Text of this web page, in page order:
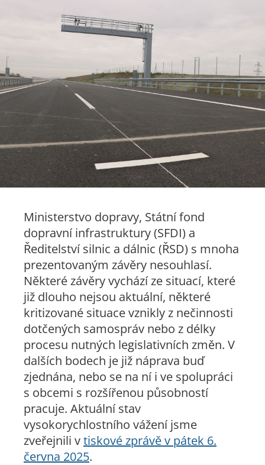
Ministerstvo dopravy, Státní fond
dopravní infrastruktury (SFDI) a
Ředitelství silnic a dálnic (ŘSD) s mnoha
prezentovaným závěry nesouhlasí.
Některé závěry vychází ze situací, které
již dlouho nejsou aktuální, některé
kritizované situace vznikly z nečinnosti
dotčených samospráv nebo z délky
procesu nutných legislativních změn. V
dalších bodech je již náprava buď
zjednána, nebo se na ní i ve spolupráci
s obcemi s rozšířenou působností
pracuje. Aktuální stav
vysokorychlostního vážení jsme
zveřejnili vtiskové zprávě v pátek 6.
června 2025.